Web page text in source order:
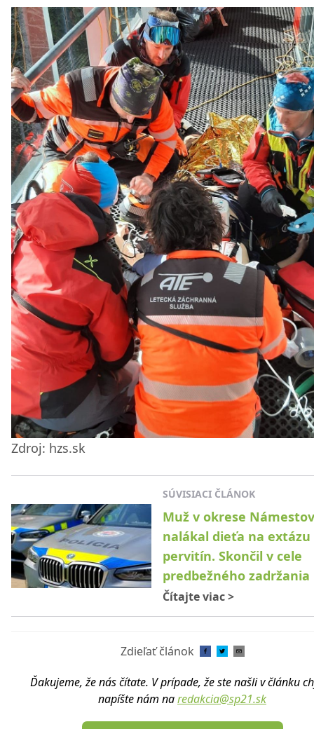
Zdroj: hzs.sk
SÚVISIACI ČLÁNOK
Muž v okrese
nalákal dieťa na extázu
pervitín. Skončil v cele
predbežného zadržania
Čítajte viac>
Zdieľať článok
Ďakujeme, že nás čítate. V prípade, že ste našli v článku
napíšte nám naredakcia@sp21.sk